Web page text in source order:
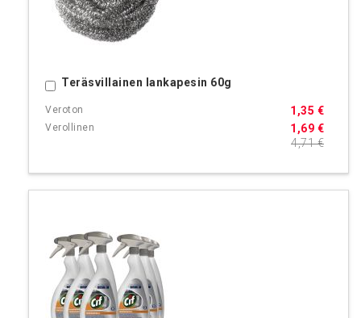
Teräsvillainen lankapesin 60g
1,69 €
1,35 €
4,71 €
Ostoskoriin